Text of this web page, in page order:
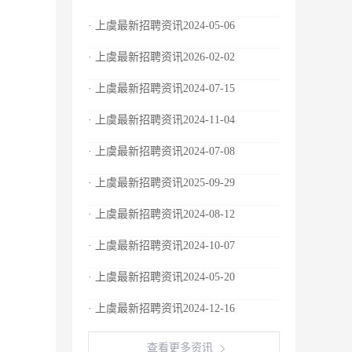
· 上虞最新招聘资讯2024-05-06
· 上虞最新招聘资讯2026-02-02
· 上虞最新招聘资讯2024-07-15
· 上虞最新招聘资讯2024-11-04
· 上虞最新招聘资讯2024-07-08
· 上虞最新招聘资讯2025-09-29
· 上虞最新招聘资讯2024-08-12
· 上虞最新招聘资讯2024-10-07
· 上虞最新招聘资讯2024-05-20
· 上虞最新招聘资讯2024-12-16
查看更多资讯